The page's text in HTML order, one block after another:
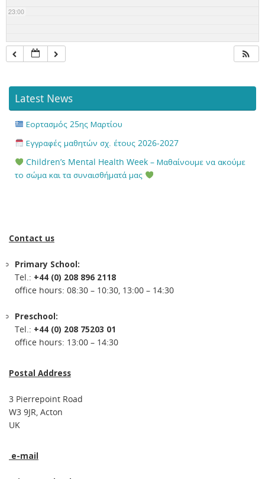
23:00
Latest News
Εορτασμός 25ης Μαρτίου
Εγγραφές μαθητών σχ. έτους 2026-2027
Children’s Mental Health Week – Μαθαίνουμε να ακούμε
το σώμα και τα συναισθήματά μας
Contact us
Primary School:
Tel.: +44 (0) 208 896 2118
office hours: 08:30 – 10:30, 13:00 – 14:30
Preschool:
Tel.: +44 (0) 208 75203 01
office hours: 13:00 – 14:30
Postal Address
3 Pierrepoint Road
W3 9JR, Acton
UK
e-mail